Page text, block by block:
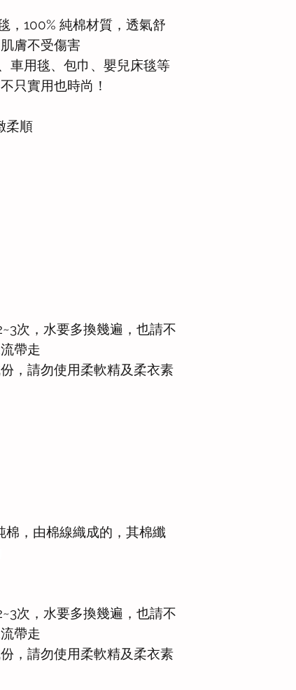
，100% 純棉材質，透氣舒
膚不受傷害
車用毯、包巾、嬰兒床毯等
只實用也時尚！
柔順
次，水要多換幾遍，也請不
帶走
，請勿使用柔軟精及柔衣素
棉，由棉線織成的，其棉纖
次，水要多換幾遍，也請不
帶走
，請勿使用柔軟精及柔衣素